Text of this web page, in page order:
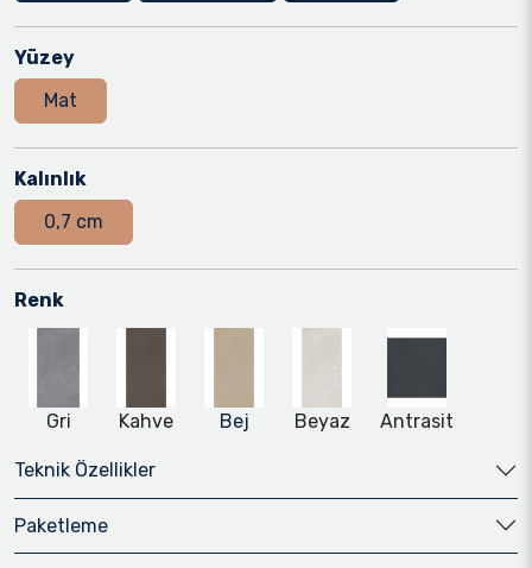
Yüzey
Mat
Kalınlık
0,7 cm
Renk
Gri Kahve Bej Beyaz Antrasit
Teknik Özellikler
Paketleme